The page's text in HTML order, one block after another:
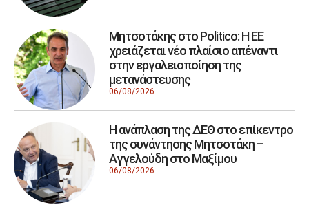
Μητσοτάκης στο Politico: Η ΕΕ
χρειάζεται νέο πλαίσιο απέναντι
στην εργαλειοποίηση της
μετανάστευσης
06/08/2026
Η ανάπλαση της ΔΕΘ στο επίκεντρο
της συνάντησης Μητσοτάκη –
Αγγελούδη στο Μαξίμου
06/08/2026